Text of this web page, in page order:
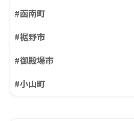
#函南町
#裾野市
#御殿場市
#小山町